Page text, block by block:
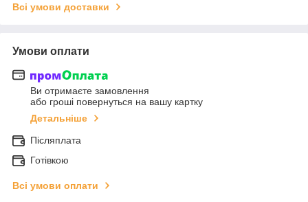
Всі умови доставки
Умови оплати
Ви отримаєте замовлення
або гроші повернуться на вашу картку
Детальніше
Післяплата
Готівкою
Всі умови оплати